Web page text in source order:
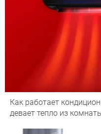
Как работает
девает тепло из